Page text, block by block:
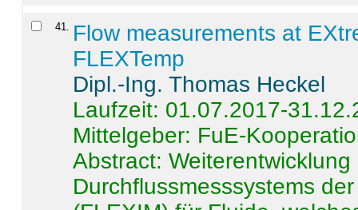
41. Flow measurements at
FLEXTemp
Dipl.-Ing. Thomas Heckel
Laufzeit: 01.07.2017-
Mittelgeber: FuE-
Abstract:
Durchflussmesssystems